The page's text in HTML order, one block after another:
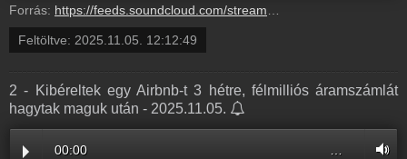
Forrás: https://feeds.soundcloud.com/stream/2206879991-radio1hungary-3-csalo-el-vissza-bodi-sylvi-kepevel-es-nevevel-meg-alszemelyit-is-keszitett-maganak-3.mp3
Feltöltve: 2025.11.05. 12:12:49
2 - Kibéreltek egy Airbnb-t 3 hétre, félmilliós áramszámlát
hagytak maguk után - 2025.11.05.
00:00